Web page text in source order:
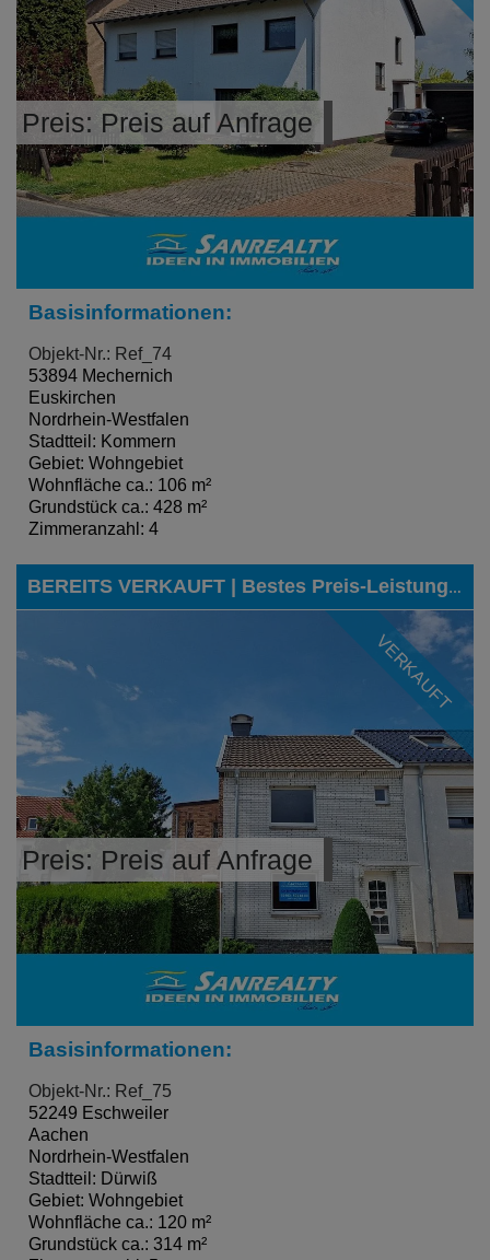
Basisinformationen:
Objekt-Nr.: Ref_74
53894 Mechernich
Euskirchen
Nordrhein-Westfalen
Stadtteil: Kommern
Gebiet: Wohngebiet
Preis: Preis auf Anfrage
Wohnfläche ca.: 106 m²
Grundstück ca.: 428 m²
Zimmeranzahl: 4
BEREITS VERKAUFT | Bestes Preis-Leistungs-Verhältnis in Dürwiß gesucht? Eine wirklich tolle Alternative zu einem kostspieligen Neubauprojekt!
VERKAUFT
Basisinformationen:
Objekt-Nr.: Ref_75
52249 Eschweiler
Aachen
Nordrhein-Westfalen
Stadtteil: Dürwiß
Gebiet: Wohngebiet
Preis: Preis auf Anfrage
Wohnfläche ca.: 120 m²
Grundstück ca.: 314 m²